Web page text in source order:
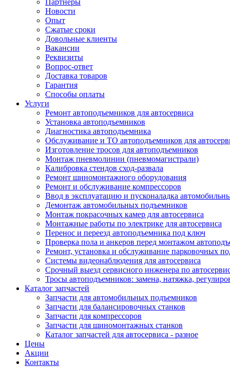
Партнеры
Новости
Опыт
Сжатые сроки
Довольные клиенты
Вакансии
Реквизиты
Вопрос-ответ
Доставка товаров
Гарантия
Способы оплаты
Услуги
Ремонт автоподъемников для автосервиса
Установка автоподъемников
Диагностика автоподъемника
Обслуживание и ТО автоподъемников для
Изготовление тросов для автоподъемников
Монтаж пневмолинии (пневмомагистрали)
Калибровка стендов сход-развала
Ремонт шиномонтажного оборудования
Ремонт и обслуживание компрессоров
Ввод в эксплуатацию и пусконаладка
Демонтаж автомобильных подъемников
Монтаж покрасочных камер для автосервиса
Монтажные работы по электрике для автосервиса
Перенос и переезд автоподъемника под ключ
Проверка пола и анкеров перед монтажом
Ремонт, установка и обслуживание парковочных
Системы видеонаблюдения для автосервиса
Срочный выезд сервисного инженера по
Тросы автоподъемников: замена, натяжка,
Каталог запчастей
Запчасти для автомобильных подъемников
Запчасти для балансировочных станков
Запчасти для компрессоров
Запчасти для шиномонтажных станков
Каталог запчастей для автосервиса - разное
Цены
Акции
Контакты